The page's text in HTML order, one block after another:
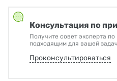
Консультация по
Получите совет эксперта
подходящим для вашей
Проконсультироваться